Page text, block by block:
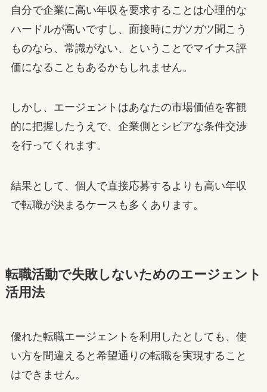
自分で企業に高い年収を要求することは心理的な
ハードルが高いですし、面接時にガツガツ聞こう
ものなら、常識がない、ということでマイナス評
価になることもあるかもしれません。
しかし、エージェントはあなたの市場価値を客観
的に把握したうえで、企業側とシビアな条件交渉
を行ってくれます。
結果として、個人で直接応募するよりも高い年収
で転職が決まるケースも多くあります。
転職活動で失敗しないためのエージェント
活用法
優れた転職エージェントを利用したとしても、使
い方を間違えると希望通りの転職を実現すること
はできません。